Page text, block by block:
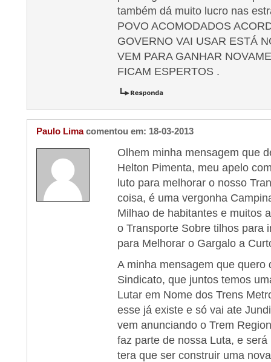
também dá muito lucro nas
POVO ACOMODADOS
GOVERNO VAI USAR ESTÁ
VEM PARA GANHAR
FICAM ESPERTOS .
Paulo Lima comentou em: 18-03-2013
Olhem minha mensagem que
Helton Pimenta, meu apelo
luto para melhorar o nosso
coisa, é uma vergonha
Milhao de habitantes e muitos
o Transporte Sobre tilhos para
para Melhorar o Gargalo a
A minha mensagem que quero
Sindicato, que juntos temos
Lutar em Nome dos Trens
esse já existe e só vai ate
vem anunciando o Trem
faz parte de nossa Luta, e
tera que ser construir uma